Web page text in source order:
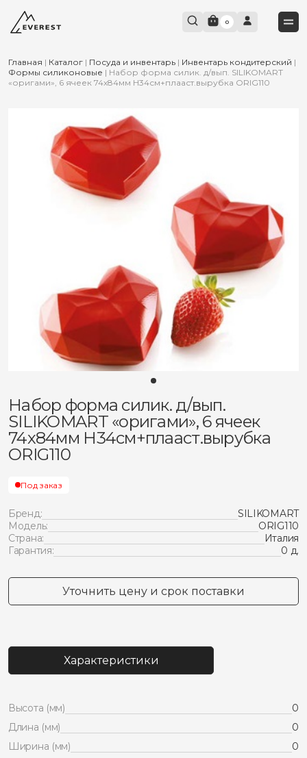
0
Главная | Каталог | Посуда и инвентарь | Инвентарь кондитерский |
Формы силиконовые | Набор форма силик. д/вып. SILIKOMART
«оригами», 6 ячеек 74х84мм H34см+плааст.вырубка ORIG110
Набор форма силик. д/вып.
SILIKOMART «оригами», 6 ячеек
74х84мм H34см+плааст.вырубка
ORIG110
Под заказ
Бренд:
SILIKOMART
Модель:
ORIG110
Страна:
Италия
Гарантия:
0 д.
Уточнить цену и срок поставки
Характеристики
Высота (мм)
0
Длина (мм)
0
Ширина (мм)
0